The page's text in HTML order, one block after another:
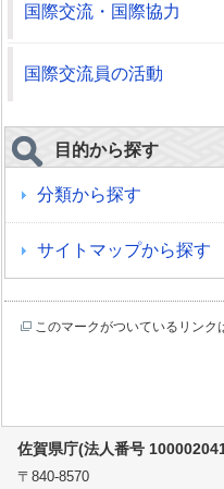
国際交流・国際協力
国際交流員の活動
目的から探す
分類から探す
サイトマップから探す
このマークがついているリン
佐賀県庁(法人番号
〒840-8570